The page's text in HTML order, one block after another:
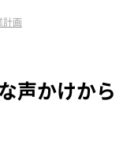
計画
声かけから